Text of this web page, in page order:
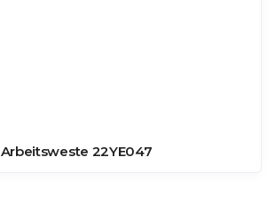
Arbeitsweste 22YE047